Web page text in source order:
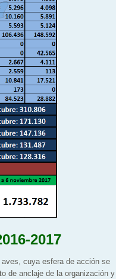
2017
cuya esfera de acción se
de anclaje de la organización y